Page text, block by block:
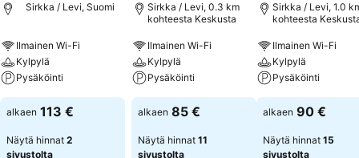
Sirkka / Levi, Suomi
Ilmainen Wi-Fi
Kylpylä
Pysäköinti
alkaen 113 €
Näytä hinnat 2
sivustolta
Sirkka / Levi, 0.3 km
kohteesta Keskusta
Ilmainen Wi-Fi
Kylpylä
Pysäköinti
alkaen 85 €
Näytä hinnat 11
sivustolta
Sirkka / Levi, 1.0
kohteesta
Ilmainen Wi-Fi
Kylpylä
Pysäköinti
alkaen 90 €
Näytä hinnat 15
sivustolta